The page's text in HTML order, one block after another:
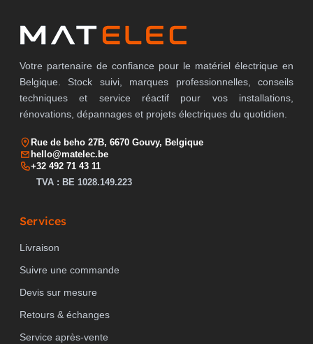
Votre partenaire de confiance pour le matériel électrique en
Belgique. Stock suivi, marques professionnelles, conseils
techniques et service réactif pour vos installations,
rénovations, dépannages et projets électriques du quotidien.
Rue de beho 27B, 6670 Gouvy, Belgique
hello@matelec.be
+32 492 71 43 11
TVA : BE 1028.149.223
Services
Livraison
Suivre une commande
Devis sur mesure
Retours & échanges
Service après-vente